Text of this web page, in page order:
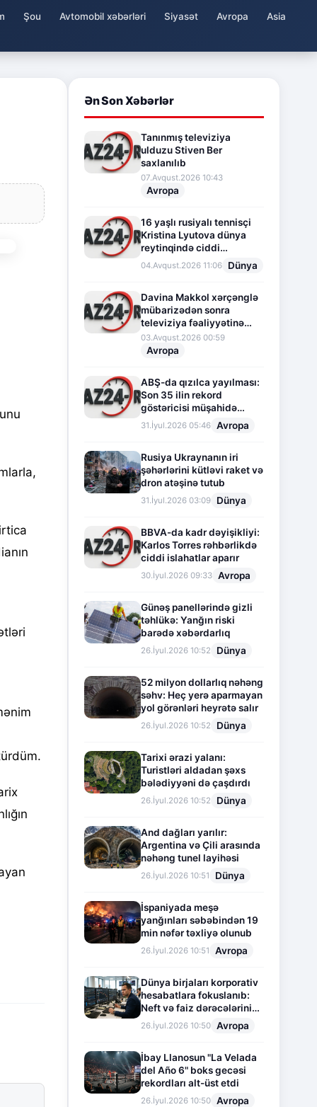
Şou Avtomobil xəbərləri Siyasət Avropa Asia
Ən Son Xəbərlər
Tanınmış televiziya
ulduzu Stiven Ber
saxlanılıb
07.Avqust.2026 10:43
Avropa
16 yaşlı rusiyalı tennisçi
Kristina Lyutova dünya
reytinqində ciddi
irəliləyişə imza atdı
04.Avqust.2026 11:06 Dünya
Davina Makkol xərçənglə
mübarizədən sonra
televiziya fəaliyyətinə
fasilə verir
03.Avqust.2026 00:59
Avropa
ABŞ-da qızılca yayılması:
Son 35 ilin rekord
göstəricisi müşahidə
olunur
31.İyul.2026 05:46 Avropa
Rusiya Ukraynanın iri
şəhərlərini kütləvi raket və
dron atəşinə tutub
31.İyul.2026 03:09 Dünya
BBVA-da kadr dəyişikliyi:
Karlos Torres rəhbərlikdə
ciddi islahatlar aparır
30.İyul.2026 09:33 Avropa
Günəş panellərində gizli
təhlükə: Yanğın riski
barədə xəbərdarlıq
26.İyul.2026 10:52 Dünya
52 milyon dollarlıq nəhəng
səhv: Heç yerə aparmayan
yol görənləri heyrətə salır
26.İyul.2026 10:52 Dünya
Tarixi ərazi yalanı:
Turistləri aldadan şəxs
bələdiyyəni də çaşdırdı
26.İyul.2026 10:52 Dünya
And dağları yarılır:
Argentina və Çili arasında
nəhəng tunel layihəsi
26.İyul.2026 10:51 Dünya
İspaniyada meşə
yanğınları səbəbindən 19
min nəfər təxliyə olunub
26.İyul.2026 10:51 Avropa
Dünya birjaları korporativ
hesabatlara fokuslanıb:
Neft və faiz dərəcələrinin
təsiri altında cari vəziyyət
26.İyul.2026 10:50 Avropa
İbay Llanosun "La Velada
del Año 6" boks gecəsi
rekordları alt-üst etdi
26.İyul.2026 10:50 Avropa